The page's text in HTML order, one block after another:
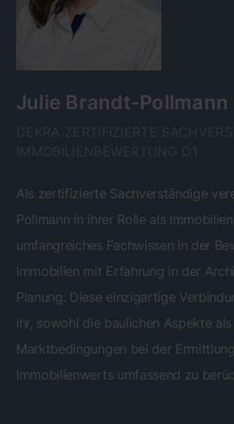
Julie Brandt-Pollmann
Als zertifizierte Sachverständige
Pollmann in ihrer Rolle als
umfangreiches Fachwissen in der
Immobilien mit Erfahrung in der
Planung. Diese einzigartige
ihr, sowohl die baulichen Aspekte
Marktbedingungen bei der
Immobilienwerts umfassend zu